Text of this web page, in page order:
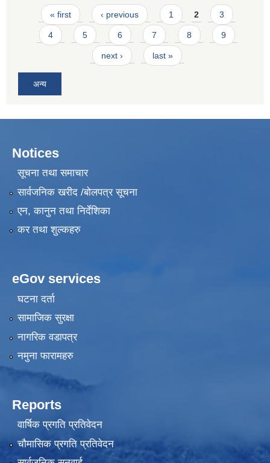
Pages
« first ‹ previous 1 2 3
4 5 6 7 8 9
next › last »
अन्य
Notices
सूचना तथा समाचार
सार्वजनिक खरीद /बोलपत्र सूचना
एन, कानुन तथा निर्देशिका
कर तथा शुल्कहरु
eGov services
घटना दर्ता
सामाजिक सुरक्षा
नागरिक वडापत्र
नमुना फारामहरु
Reports
वार्षिक प्रगति प्रतिवेदन
चौमासिक प्रगति प्रतिवेदन